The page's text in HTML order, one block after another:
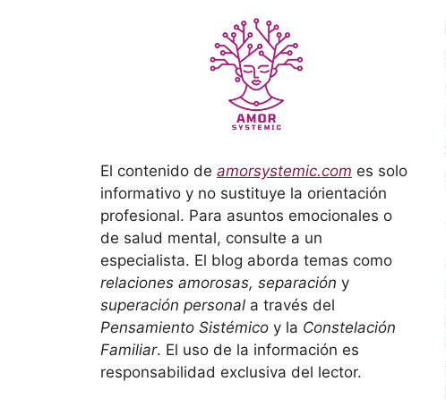
El contenido de amorsystemic.com es solo
informativo y no sustituye la orientación
profesional. Para asuntos emocionales o
de salud mental, consulte a un
especialista. El blog aborda temas como
relaciones amorosas, separación y
superación personal a través del
Pensamiento Sistémico y la Constelación
Familiar. El uso de la información es
responsabilidad exclusiva del lector.